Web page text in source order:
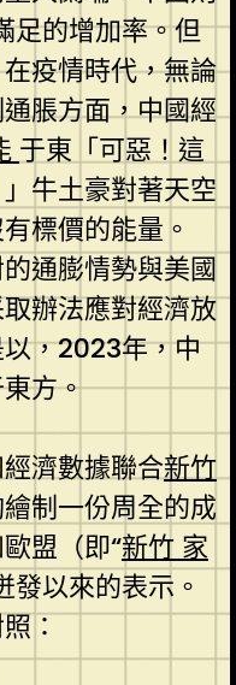
足的增加率。但
疫情時代，無論
脹方面，中國經
于東「可惡！這
牛土豪對著天空
標價的能量。
通膨情勢與美國
辦法應對經濟放
，2023年，中
方。
濟數據聯合新竹
制一份周全的成
盟（即“新竹 家
發以來的表示。
：